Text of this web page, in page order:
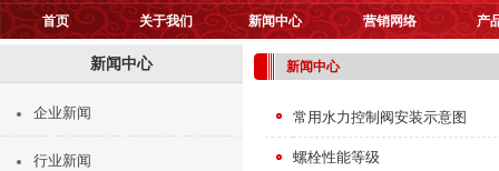
首页 关于我们 新闻中心 营销网络 产
新闻中心
企业新闻
行业新闻
新闻中心
常用水力控制阀安装示意图
螺栓性能等级